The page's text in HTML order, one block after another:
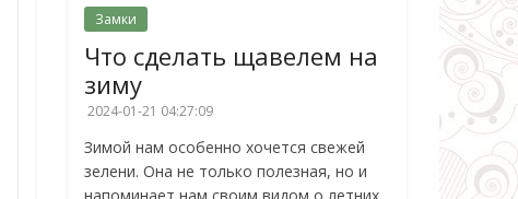
Замки
Что сделать щавелем на
зиму
2024-01-21 04:27:09
Зимой нам особенно хочется свежей
зелени. Она не только полезная, но и